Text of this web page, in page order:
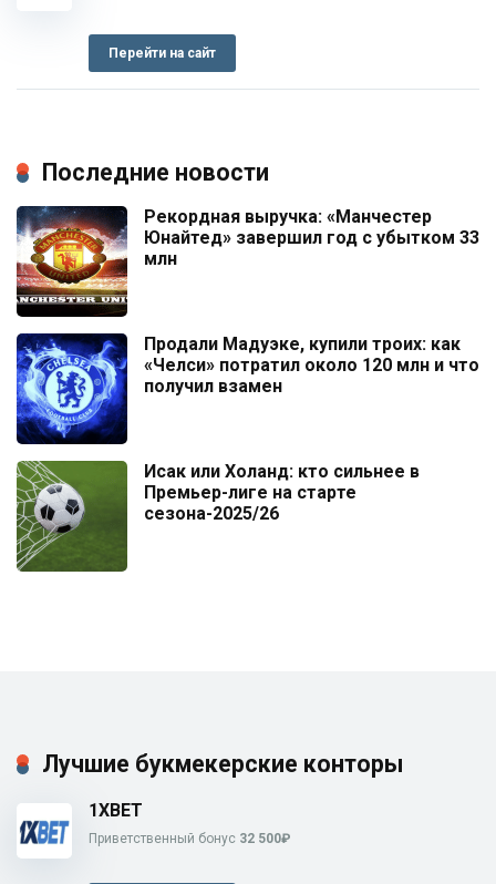
Перейти на сайт
Последние новости
Рекордная выручка: «Манчестер
Юнайтед» завершил год с убытком 33
млн
Продали Мадуэке, купили троих: как
«Челси» потратил около 120 млн и что
получил взамен
Исак или Холанд: кто сильнее в
Премьер-лиге на старте
сезона-2025/26
Лучшие букмекерские конторы
1XBET
Приветственный бонус 32 500₽